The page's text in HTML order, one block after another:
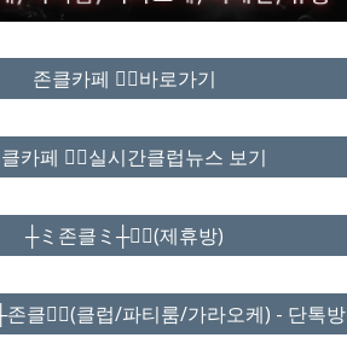
존클카페 ❤️‍🔥바로가기
카페 ❤️‍🔥실시간클럽뉴스 보기
┼ミ존클ミ┼❤️‍🔥(제휴방)
클❤️‍🔥(클럽/파티룸/가라오케) - 단톡방